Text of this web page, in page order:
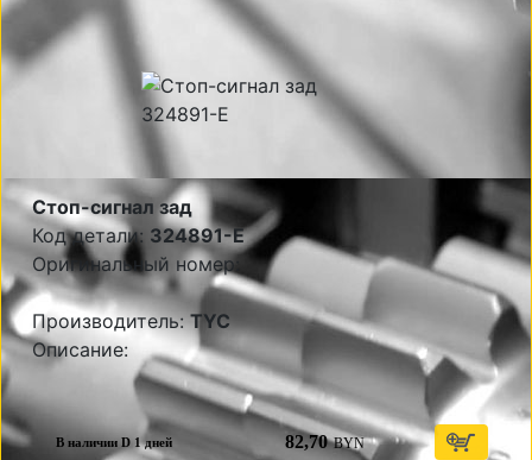
Стоп-сигнал зад
Код детали: 324891-E
Оригинальный номер:
Производитель:TYC
Описание:
В наличии D 1 дней 82,70 BYN